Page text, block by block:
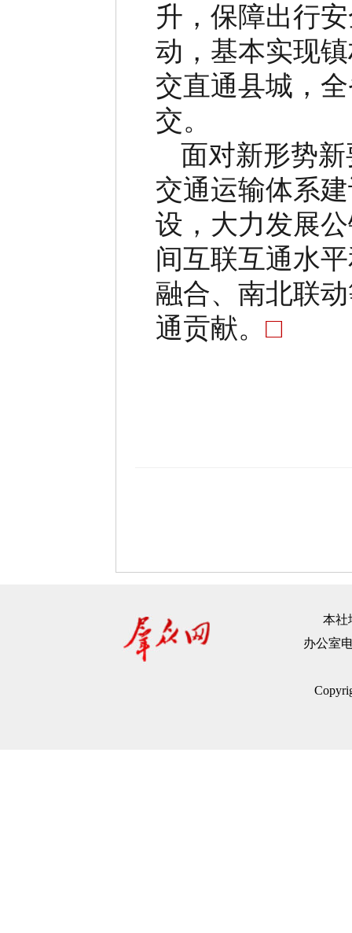
升，保障出行
动，基本实现
交直通县城，
交。
面对新形势
交通运输体系
设，大力发展
间互联互通水
融合、南北联
通贡献。 □
本社
办公室